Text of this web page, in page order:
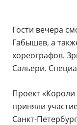
Гости вечера
Габышев, а
хореографов.
Сальери.
Проект
приняли
Санкт-